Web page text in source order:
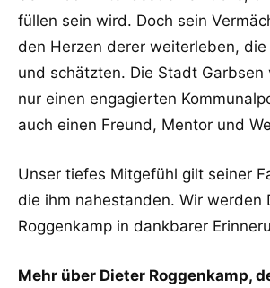
füllen sein wird. Doch sein
den Herzen derer weiterleben, die
und schätzten. Die Stadt Garbsen
nur einen engagierten
auch einen Freund, Mentor und
Unser tiefes Mitgefühl gilt seiner
die ihm nahestanden. Wir werden
Roggenkamp in dankbarer
Mehr über Dieter Roggenkamp,